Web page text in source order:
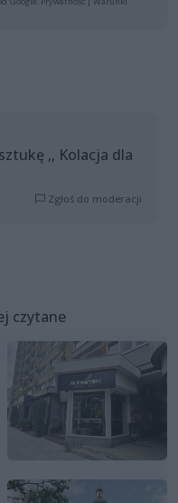
,, Kolacja dla
Zgłoś do moderacji
czytane